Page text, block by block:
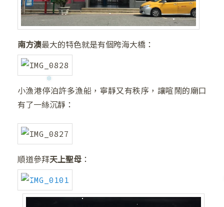
南方澳最大的特色就是有個跨海大橋：
小漁港停泊許多漁船，寧靜又有秩序，讓喧鬧的廟口
有了一絲沉靜：
順道參拜天上聖母 ：
❅